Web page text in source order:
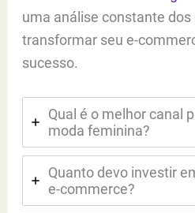
uma análise constante dos
transformar seu e-
sucesso.
Qual é o melhor canal
moda feminina?
Quanto devo investir
e-commerce?